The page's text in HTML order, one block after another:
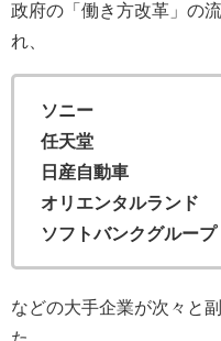
政府の「働き方改革」の
れ、
ソニー
任天堂
日産自動車
オリエンタルランド
ソフトバンクグループ
などの大手企業が次々と
た。